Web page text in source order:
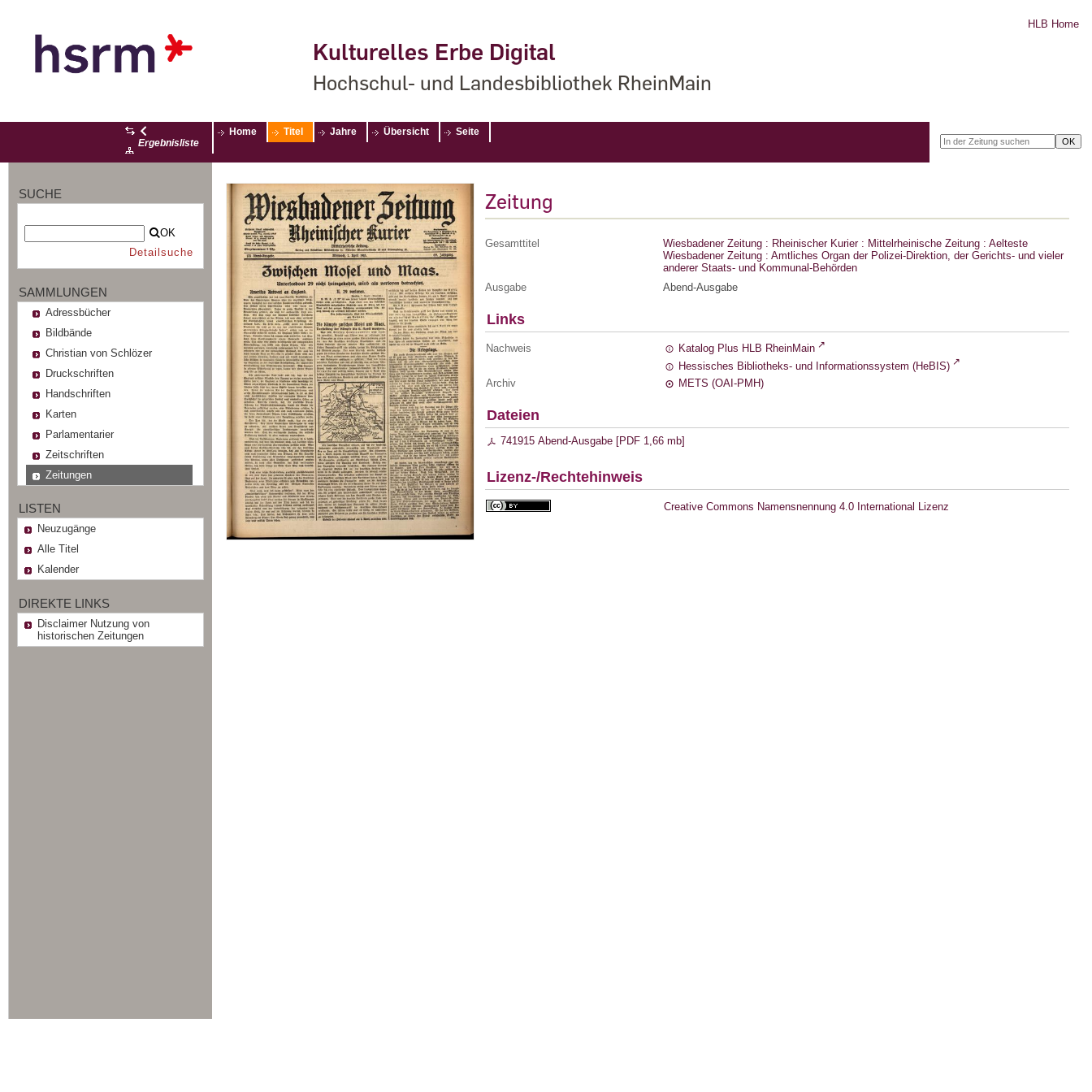
Kulturelles Erbe Digital
Hochschul- und Landesbibliothek RheinMain
HLB Home
Ergebnisliste
Home Titel Jahre Übersicht Seite
SUCHE
OK
Detailsuche
SAMMLUNGEN
Adressbücher
Bildbände
Christian von Schlözer
Druckschriften
Handschriften
Karten
Parlamentarier
Zeitschriften
Zeitungen
LISTEN
Neuzugänge
Alle Titel
Kalender
DIREKTE LINKS
Disclaimer Nutzung von
historischen Zeitungen
Zeitung
Gesamttitel
Wiesbadener Zeitung : Rheinischer Kurier : Mittelrheinische Zeitung : Aelteste
Wiesbadener Zeitung : Amtliches Organ der Polizei-Direktion, der Gerichts- und vieler
anderer Staats- und Kommunal-Behörden
Ausgabe
Abend-Ausgabe
Links
Nachweis
Katalog Plus HLB RheinMain
Hessisches Bibliotheks- und Informationssystem (HeBIS)
Archiv
METS (OAI-PMH)
Dateien
741915 Abend-Ausgabe [PDF 1,66 mb]
Lizenz-/Rechtehinweis
Creative Commons Namensnennung 4.0 International Lizenz